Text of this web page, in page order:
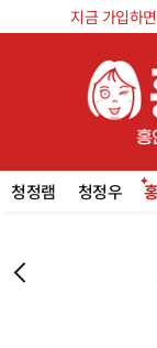
지금 가입하
청정램 청정우